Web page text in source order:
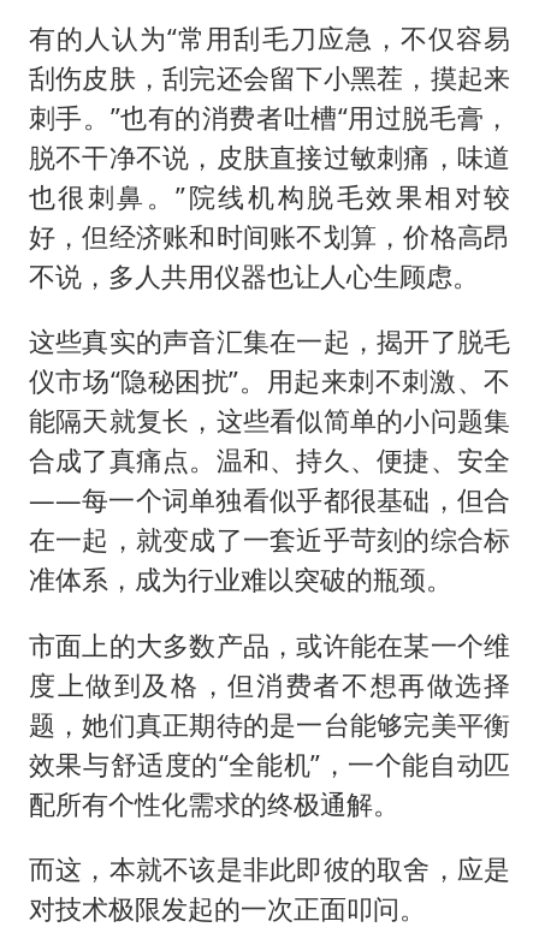
有的人认为“常用刮毛刀应急，不仅容易
刮伤皮肤，刮完还会留下小黑茬，摸起来
刺手。”也有的消费者吐槽“用过脱毛膏，
脱不干净不说，皮肤直接过敏刺痛，味道
也很刺鼻。”院线机构脱毛效果相对较
好，但经济账和时间账不划算，价格高昂
不说，多人共用仪器也让人心生顾虑。
这些真实的声音汇集在一起，揭开了脱毛
仪市场“隐秘困扰”。用起来刺不刺激、不
能隔天就复长，这些看似简单的小问题集
合成了真痛点。温和、持久、便捷、安全
——每一个词单独看似乎都很基础，但合
在一起，就变成了一套近乎苛刻的综合标
准体系，成为行业难以突破的瓶颈。
市面上的大多数产品，或许能在某一个维
度上做到及格，但消费者不想再做选择
题，她们真正期待的是一台能够完美平衡
效果与舒适度的“全能机”，一个能自动匹
配所有个性化需求的终极通解。
而这，本就不该是非此即彼的取舍，应是
对技术极限发起的一次正面叩问。